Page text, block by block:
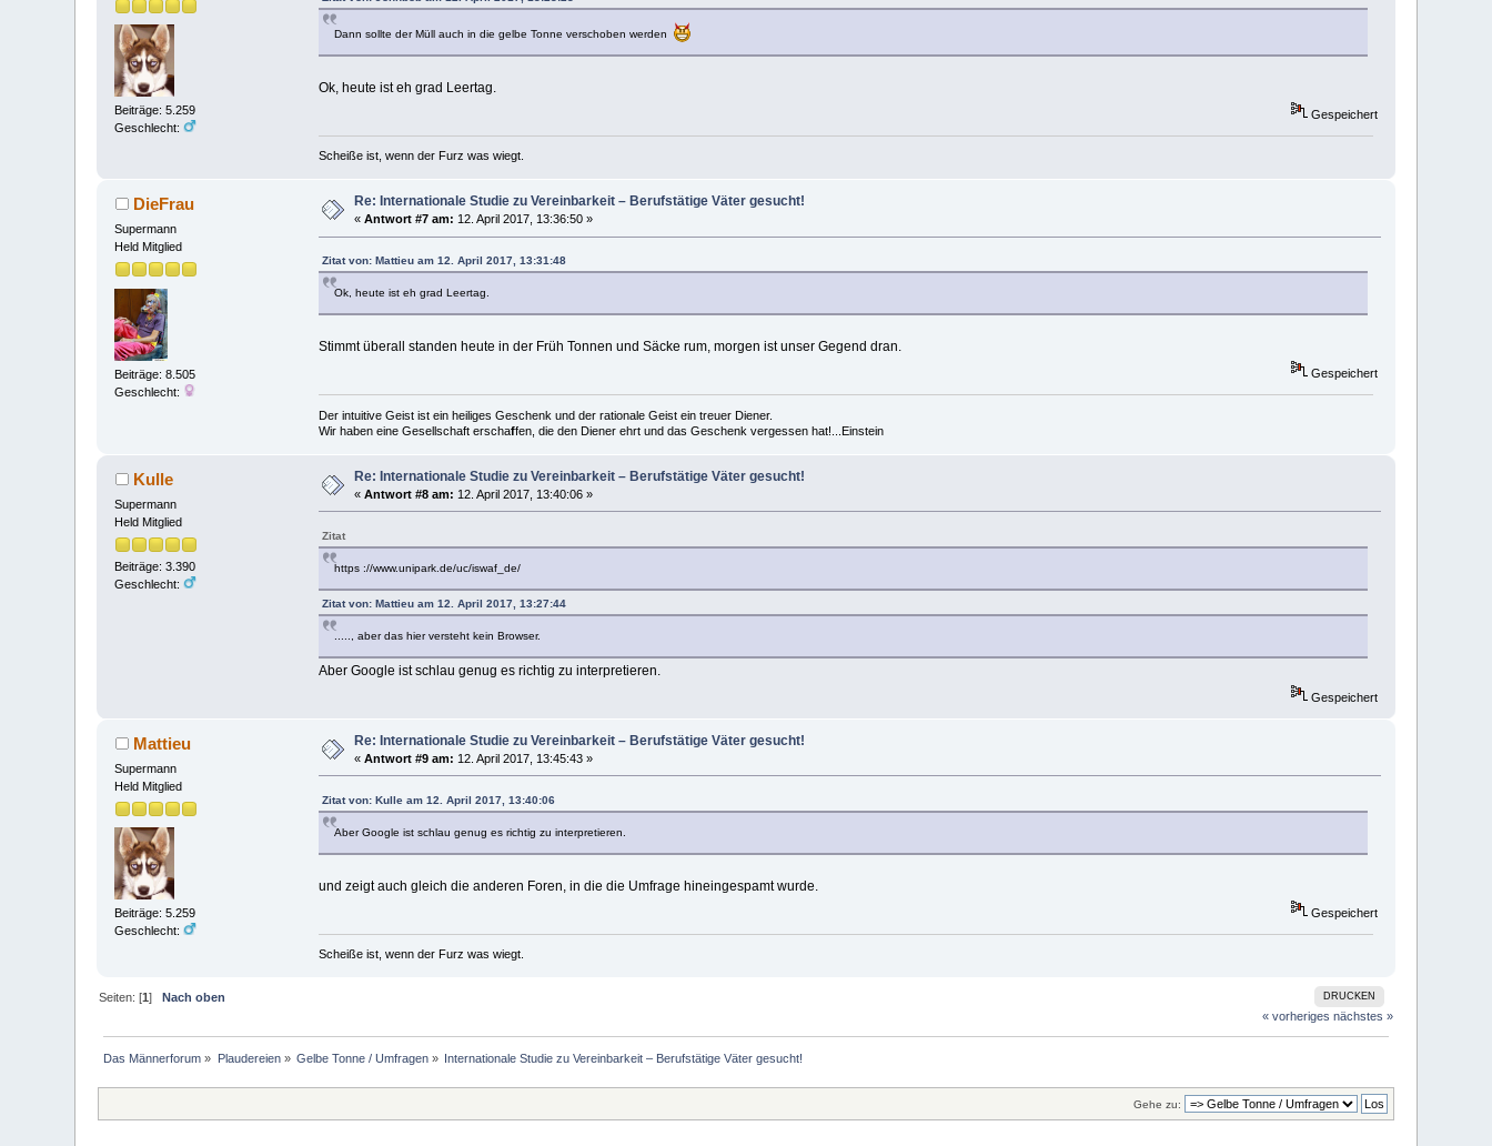
Beiträge: 5.259
Geschlecht:
Dann sollte der Müll auch in die gelbe Tonne verschoben werden
Ok, heute ist eh grad Leertag.
Gespeichert
Scheiße ist, wenn der Furz was wiegt.
DieFrau
Supermann
Held Mitglied
Beiträge: 8.505
Geschlecht:
Re: Internationale Studie zu Vereinbarkeit – Berufstätige Väter gesucht!
«Antwort #7 am: 12. April 2017, 13:36:50 »
Zitat von: Mattieu am 12. April 2017, 13:31:48
Ok, heute ist eh grad Leertag.
Stimmt überall standen heute in der Früh Tonnen und Säcke rum, morgen ist unser Gegend dran.
Gespeichert
Der intuitive Geist ist ein heiliges Geschenk und der rationale Geist ein treuer Diener.
Wir haben eine Gesellschaft erschaffen, die den Diener ehrt und das Geschenk vergessen hat!...Einstein
Kulle
Supermann
Held Mitglied
Beiträge: 3.390
Geschlecht:
Re: Internationale Studie zu Vereinbarkeit – Berufstätige Väter gesucht!
«Antwort #8 am: 12. April 2017, 13:40:06 »
Zitat
https ://www.unipark.de/uc/iswaf_de/
Zitat von: Mattieu am 12. April 2017, 13:27:44
....., aber das hier versteht kein Browser.
Aber Google ist schlau genug es richtig zu interpretieren.
Gespeichert
Mattieu
Supermann
Held Mitglied
Beiträge: 5.259
Geschlecht:
Re: Internationale Studie zu Vereinbarkeit – Berufstätige Väter gesucht!
«Antwort #9 am: 12. April 2017, 13:45:43 »
Zitat von: Kulle am 12. April 2017, 13:40:06
Aber Google ist schlau genug es richtig zu interpretieren.
und zeigt auch gleich die anderen Foren, in die die Umfrage hineingespamt wurde.
Gespeichert
Scheiße ist, wenn der Furz was wiegt.
DRUCKEN
Seiten: [1]Nach oben
« vorheriges nächstes »
Das Männerforum » Plaudereien» Gelbe Tonne / Umfragen » Internationale Studie zu Vereinbarkeit – Berufstätige Väter gesucht!
Gehe zu: